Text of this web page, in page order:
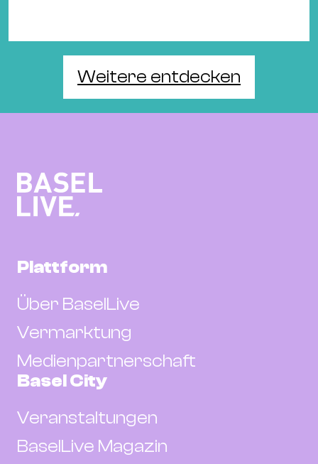
Weitere entdecken
Plattform
Über BaselLive
Vermarktung
Medienpartnerschaft
Basel City
Veranstaltungen
BaselLive Magazin